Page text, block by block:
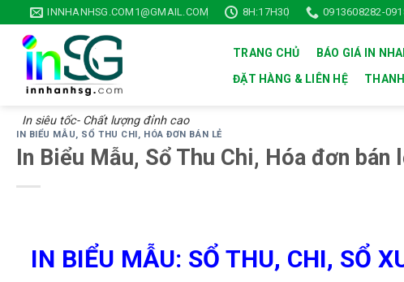
content
INNHANHSG.COM1@GMAIL.COM 8H:17H30 0913608282-
In siêu tốc- Chất lượng đỉnh cao
TRANG CHỦ BÁO GIÁ IN
ĐẶT HÀNG & LIÊN HỆ
IN BIỂU MẪU, SỔ THU CHI, HÓA ĐƠN BÁN LẺ
In Biểu Mẫu, Sổ Thu Chi, Hóa đơn
IN BIỂU MẪU: SỔ THU, CHI, SỔ